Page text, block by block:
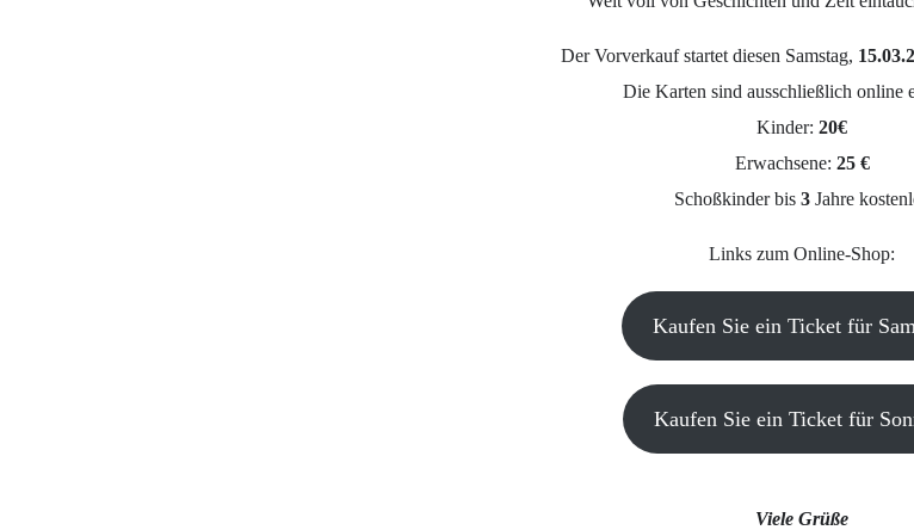
Der Vorverkauf startet diesen Samstag,
Die Karten sind ausschließlich online
Kinder: 20€
Erwachsene: 25 €
Schoßkinder bis 3 Jahre
Links zum Online-Shop:
Kaufen Sie ein Ticket für
Kaufen Sie ein Ticket für
Viele Grüße